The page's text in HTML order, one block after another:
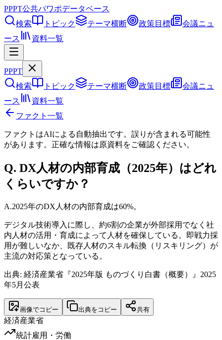
PPPT公共パワポデータベース
検索
トピック テーマ横断 政策目標
会議ニュ
ース
資料一覧
PPPT
検索
トピック テーマ横断 政策目標
会議ニュ
ース
資料一覧
ファクト一覧
ファクトはAIによる自動抽出です。誤りが含まれる可能性
があります。正確な情報は原資料をご確認ください。
Q. DX人材の内部育成（2025年）はどれ
くらいですか？
A.2025年のDX人材の内部育成は60%。
デジタル技術導入に際し、約6割の企業が外部採用でなく社
内人材の活用・育成によって人材を確保している。即戦力採
用が難しいなか、既存人材のスキル転換（リスキリング）が
主流の対応策となっている。
出典: 経済産業省『2025年版 ものづくり白書（概要）』2025
年5月公表
画像でコピー 出典をコピー 共有
経済産業省
統計雇用・労働